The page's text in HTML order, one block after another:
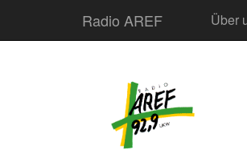
Radio AREF Über